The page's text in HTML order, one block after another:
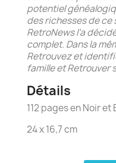
potentiel
des richesses de
RetroNews l’a
complet. Dans la
Retrouvez et
famille et Retrouver
Détails
112 pages en Noir et
24 x 16,7 cm